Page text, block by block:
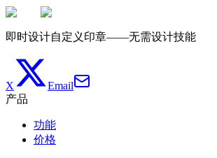
即时设计自定义印章——无需设计技能
X
Email
产品
功能
价格